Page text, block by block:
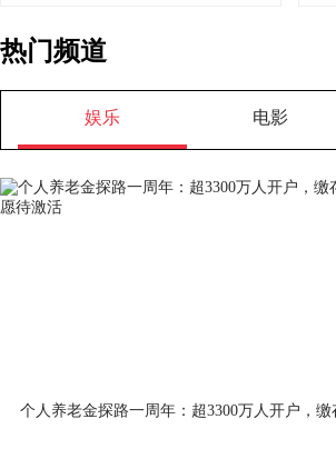
热门频道
娱乐 电影
个人养老金探路一周年：超3300万人开户，缴